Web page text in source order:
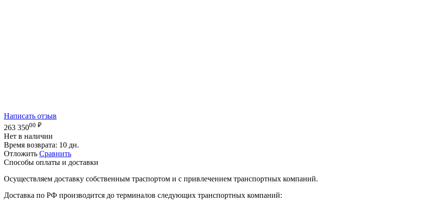
Написать отзыв
263 35000 ₽
Нет в наличии
Время возврата: 10 дн.
Отложить Сравнить
Способы оплаты и доставки
Осуществляем доставку собственным траспортом и с привлечением транспортных компаний.
Доставка по РФ производится до терминалов следующих транспортных компаний: